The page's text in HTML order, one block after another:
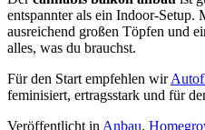
entspannter als ein Indoor-
ausreichend großen Töpfen und
alles, was du brauchst.
Für den Start empfehlen wir
feminisiert, ertragsstark und für
Veröffentlicht in Anbau,